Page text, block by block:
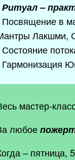
Ритуал –
в
Лакшми,
мастер-
любое
– пятница,